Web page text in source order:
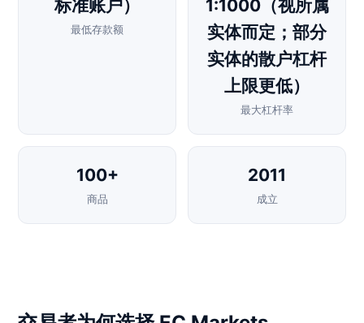
标准账户）
最低存款额
1:1000（视所属
实体而定；部分
实体的散户杠杆
上限更低）
最大杠杆率
100+
商品
2011
成立